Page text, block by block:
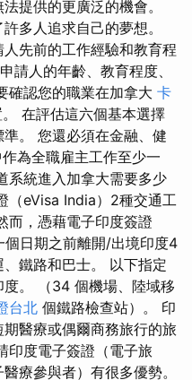
提供的更廣泛的機會。
多人追求自己的夢想。
先前的工作經驗和教育程
請人的年齡、教育程度、
確認您的職業在加拿大 卡
在評估這六個基本選擇
。 您還必須在金融、健
為全職雇主工作至少一
系統進入加拿大需要多少
（eVisa India）2種交通工
而，憑藉電子印度簽證
個日期之前離開/出境印度4
鐵路和巴士。 以下指定
。 （34 個機場、陸域移
台北 個鐵路檢查站）。 印
醫療或偶爾商務旅行的旅
印度電子簽證（電子旅
療參與者）有很多優勢。